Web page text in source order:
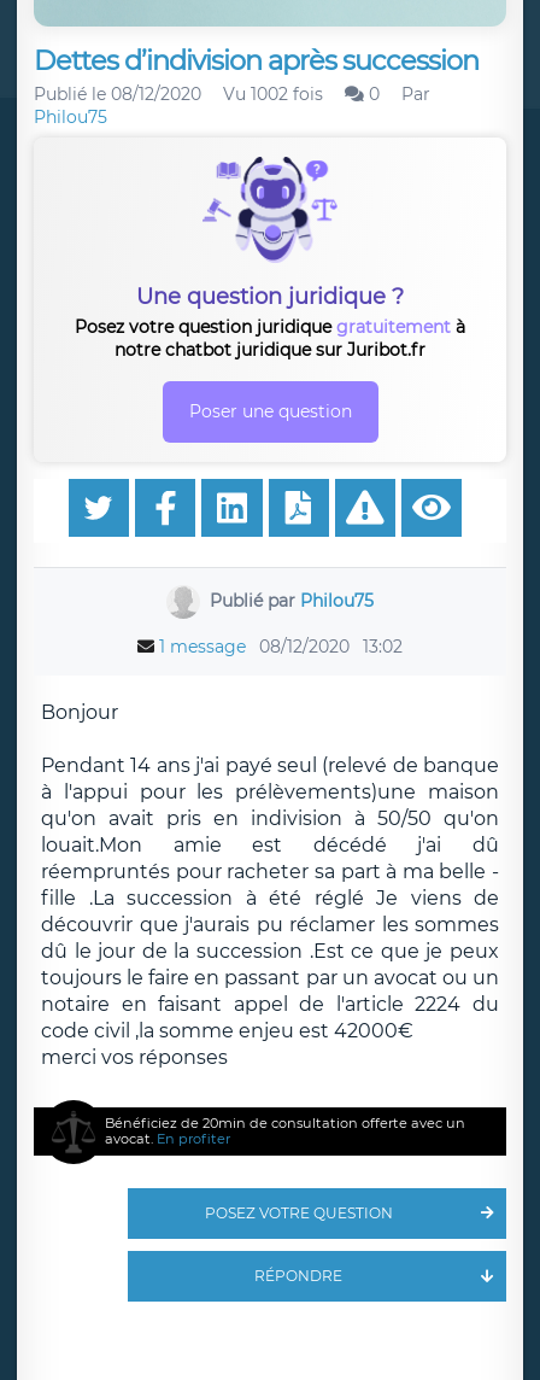
Dettes d’indivision après succession
Publié le 08/12/2020 Vu 1002 fois 0
Par
Philou75
Une question juridique ?
Posez votre question juridiquegratuitement à
notre chatbot juridique sur Juribot.fr
Poser une question
Publié par Philou75
1 message 08/12/2020 13:02
Bonjour
Pendant 14 ans j'ai payé seul (relevé de banque
à l'appui pour les prélèvements)une maison
qu'on avait pris en indivision à 50/50 qu'on
louait.Mon amie est décédé j'ai dû
réempruntés pour racheter sa part à ma belle -
fille .La succession à été réglé Je viens de
découvrir que j'aurais pu réclamer les sommes
dû le jour de la succession .Est ce que je peux
toujours le faire en passant par un avocat ou un
notaire en faisant appel de l'article 2224 du
code civil ,la somme enjeu est 42000€
merci vos réponses
Bénéficiez de 20min de consultation offerte avec un
avocat. En profiter
POSEZ VOTRE QUESTION
RÉPONDRE